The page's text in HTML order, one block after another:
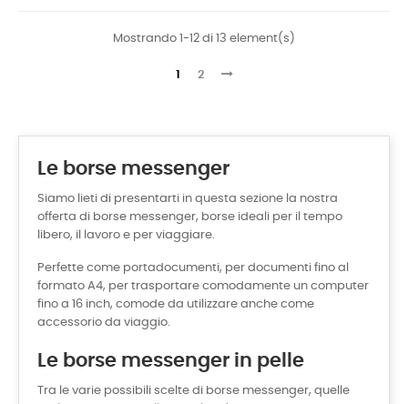
Mostrando 1-12 di 13 element(s)
1 2
Le borse messenger
Siamo lieti di presentarti in questa sezione la nostra
offerta di borse messenger, borse ideali per il tempo
libero, il lavoro e per viaggiare.
Perfette come portadocumenti, per documenti fino al
formato A4, per trasportare comodamente un computer
fino a 16 inch, comode da utilizzare anche come
accessorio da viaggio.
Le borse messenger in pelle
Tra le varie possibili scelte di borse messenger, quelle